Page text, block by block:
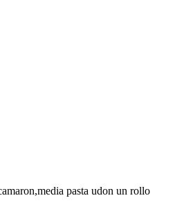
pasta udon un rollo